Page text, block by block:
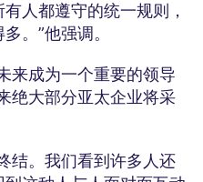
人都遵守的统一规则，
。”他强调。
来成为一个重要的领导
绝大部分亚太企业将采
结。我们看到许多人还